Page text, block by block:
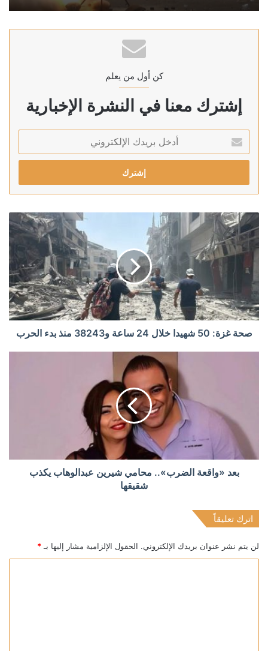
كن أول من يعلم
إشترك معنا في النشرة الإخبارية
بريدك
الإلكتروني
صحة غزة: 50 شهيدا خلال 24 ساعة و38243 منذ بدء الحرب
بعد «واقعة الضرب».. محامي شيرين عبدالوهاب يكذب
شقيقها
اترك تعليقاً
لن يتم نشر عنوان بريدك الإلكتروني. الحقول الإلزامية مشار إليها بـ *